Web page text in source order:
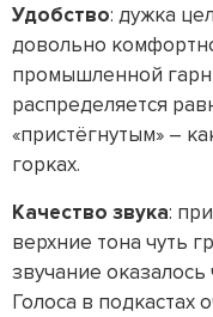
Удобство: дужка
довольно
промышленной
распределяется
«пристёгнутым» –
горках.
Качество звука:
верхние тона чуть
звучание оказалось
Голоса в подкастах